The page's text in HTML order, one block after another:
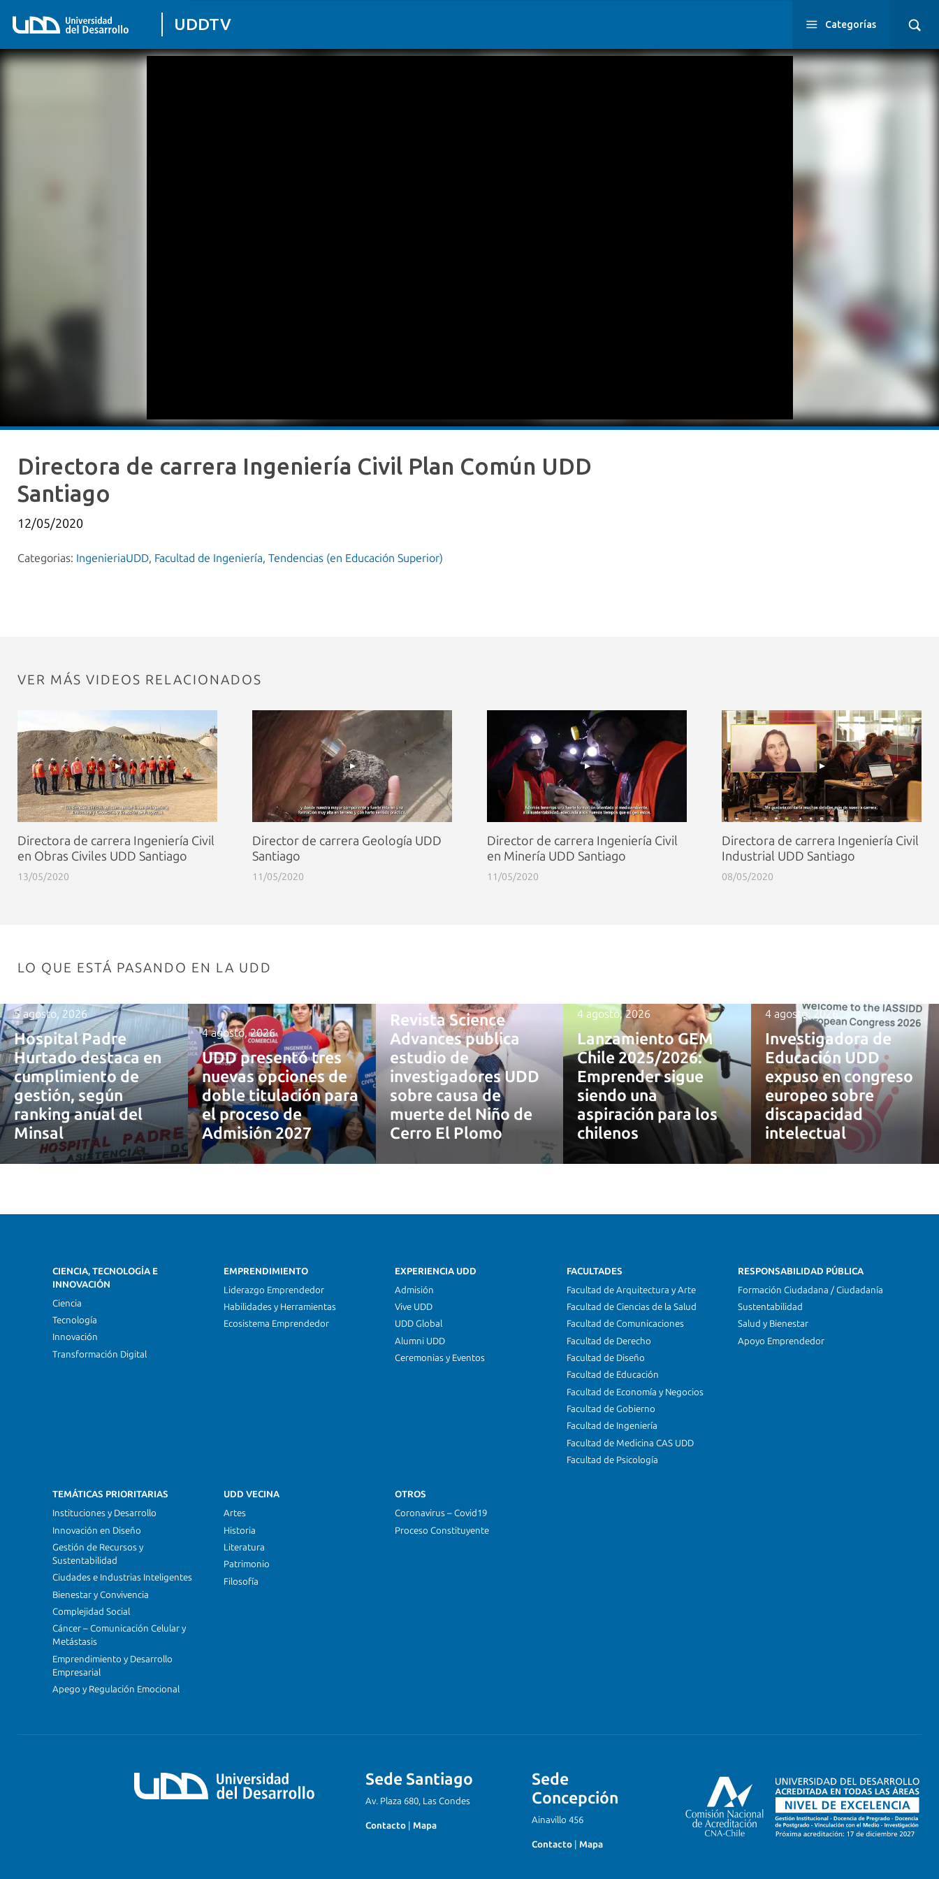
UDDTV Categorías
Directora de carrera Ingeniería Civil Plan Común UDD
Santiago
12/05/2020
Categorias: IngenieriaUDD, Facultad de Ingeniería, Tendencias (en Educación Superior)
VER MÁS VIDEOS RELACIONADOS
Directora de carrera Ingeniería Civil
en Obras Civiles UDD Santiago
13/05/2020
Director de carrera Geología UDD
Santiago
11/05/2020
Director de carrera Ingeniería Civil
en Minería UDD Santiago
11/05/2020
Directora de carrera Ingeniería Civil
Industrial UDD Santiago
08/05/2020
LO QUE ESTÁ PASANDO EN LA UDD
5 agosto, 2026
Hospital Padre
Hurtado destaca en
cumplimiento de
gestión, según
ranking anual del
Minsal
4 agosto, 2026
UDD presentó tres
nuevas opciones de
doble titulación para
el proceso de
Admisión 2027
Revista Science
Advances publica
estudio de
investigadores UDD
sobre causa de
muerte del Niño de
Cerro El Plomo
4 agosto, 2026
Lanzamiento GEM
Chile 2025/2026:
Emprender sigue
siendo una
aspiración para los
chilenos
4 agosto, 2026
Investigadora de
Educación UDD
expuso en congreso
europeo sobre
discapacidad
intelectual
CIENCIA, TECNOLOGÍA E
INNOVACIÓN
Ciencia
Tecnología
Innovación
Transformación Digital
EMPRENDIMIENTO
Liderazgo Emprendedor
Habilidades y Herramientas
Ecosistema Emprendedor
EXPERIENCIA UDD
Admisión
Vive UDD
UDD Global
Alumni UDD
Ceremonias y Eventos
FACULTADES
Facultad de Arquitectura y Arte
Facultad de Ciencias de la Salud
Facultad de Comunicaciones
Facultad de Derecho
Facultad de Diseño
Facultad de Educación
Facultad de Economía y Negocios
Facultad de Gobierno
Facultad de Ingeniería
Facultad de Medicina CAS UDD
Facultad de Psicología
RESPONSABILIDAD PÚBLICA
Formación Ciudadana / Ciudadanía
Sustentabilidad
Salud y Bienestar
Apoyo Emprendedor
TEMÁTICAS PRIORITARIAS
Instituciones y Desarrollo
Innovación en Diseño
Gestión de Recursos y
Sustentabilidad
Ciudades e Industrias Inteligentes
Bienestar y Convivencia
Complejidad Social
Cáncer – Comunicación Celular y
Metástasis
Emprendimiento y Desarrollo
Empresarial
Apego y Regulación Emocional
UDD VECINA
Artes
Historia
Literatura
Patrimonio
Filosofía
OTROS
Coronavirus – Covid19
Proceso Constituyente
Sede Santiago
Av. Plaza 680, Las Condes
Contacto Mapa
Sede
Concepción
Ainavillo 456
Contacto Mapa